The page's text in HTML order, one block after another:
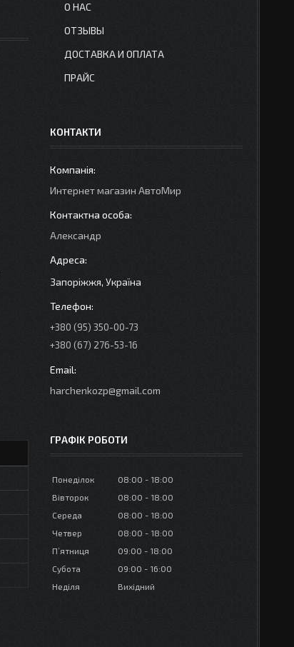
О НАС
ОТЗЫВЫ
ДОСТАВКА И ОПЛАТА
ПРАЙС
КОНТАКТИ
Интернет магазин АвтоМир
Александр
Запоріжжя, Україна
+380 (95) 350-00-73
+380 (67) 276-53-16
harchenkozp@gmail.com
ГРАФІК РОБОТИ
Понеділок 08:00
18:00
Вівторок
08:00
18:00
Середа
08:00
18:00
Четвер
08:00
18:00
Пʼятниця
09:00
18:00
Субота
09:00
16:00
Неділя
Вихідний